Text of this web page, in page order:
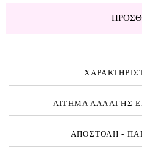
ΑΙΤΗΜΑ ΑΛΛΑΓΗΣ
ΑΠΟΣΤΟΛΗ -